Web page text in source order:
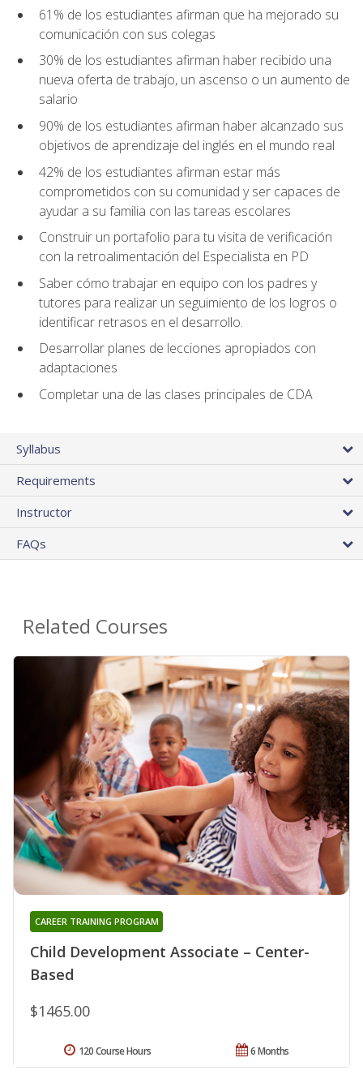
61% de los estudiantes afirman que ha mejorado su
comunicación con sus colegas
30% de los estudiantes afirman haber recibido una
nueva oferta de trabajo, un ascenso o un aumento de
salario
90% de los estudiantes afirman haber alcanzado sus
objetivos de aprendizaje del inglés en el mundo real
42% de los estudiantes afirman estar más
comprometidos con su comunidad y ser capaces de
ayudar a su familia con las tareas escolares
Construir un portafolio para tu visita de verificación
con la retroalimentación del Especialista en PD
Saber cómo trabajar en equipo con los padres y
tutores para realizar un seguimiento de los logros o
identificar retrasos en el desarrollo.
Desarrollar planes de lecciones apropiados con
adaptaciones
Completar una de las clases principales de CDA
Syllabus
Requirements
Instructor
FAQs
Related Courses
Child Development Associate – Center-
Based
CAREER TRAINING PROGRAM
$1465.00
6 Months
120 Course Hours